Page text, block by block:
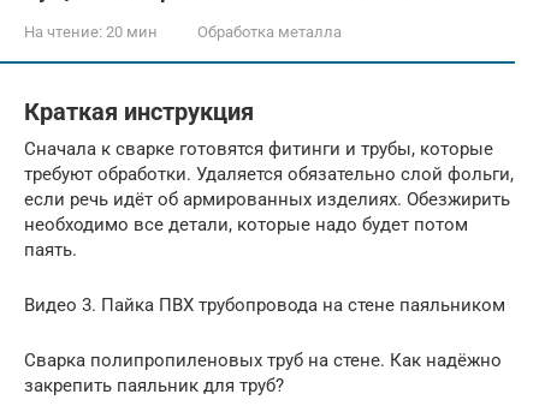
На чтение: 20 мин Обработка металла
Краткая инструкция
Сначала к сварке готовятся фитинги и трубы, которые
требуют обработки. Удаляется обязательно слой фольги,
если речь идёт об армированных изделиях. Обезжирить
необходимо все детали, которые надо будет потом
паять.
Видео 3. Пайка ПВХ трубопровода на стене паяльником
Сварка полипропиленовых труб на стене. Как надёжно
закрепить паяльник для труб?